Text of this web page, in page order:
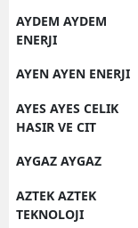
AYDEM AYDEM
ENERJI
AYEN AYEN ENERJI
AYES AYES CELIK
HASIR VE CIT
AYGAZ AYGAZ
AZTEK AZTEK
TEKNOLOJI